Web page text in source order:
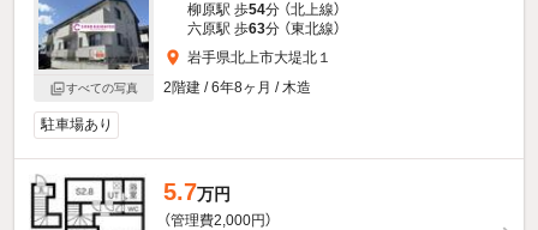
すべての写真
柳原駅 歩54分 （北上線）
六原駅 歩63分 （東北線）
岩手県北上市大堤北１
2階建 / 6年8ヶ月 / 木造
駐車場あり
5.7万円
（管理費2,000円）